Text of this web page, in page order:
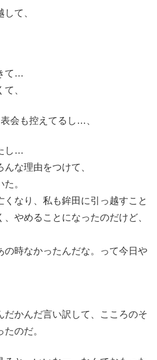
て、
て…
、
会も控えてるし…、
し…
な理由をつけて、
。
くなり、私も鉾田に引っ越すこと
やめることになったのだけど、
の時なかったんだな。って今日や
だかんだ言い訳して、こころのそ
のだ。